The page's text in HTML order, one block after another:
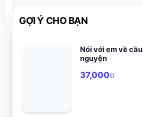
GỢI Ý CHO BẠN
Nói với em về cầu
nguyện
37,000Đ